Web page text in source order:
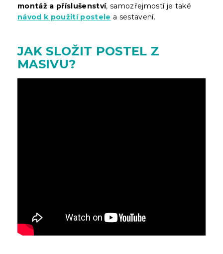
montáž a příslušenství, samozřejmostí je také
návod k použití postele a sestavení.
JAK SLOŽIT POSTEL Z
MASIVU?